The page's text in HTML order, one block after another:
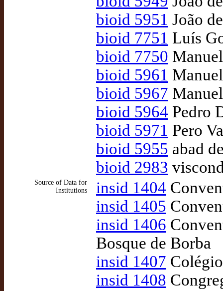
bioid 5951 João
bioid 7751 Luís
bioid 7750
bioid 5961
bioid 5967
bioid 5964 Pedro
bioid 5971 Pero
bioid 5955 abad
bioid 2983
Source of Data for
Institutions
insid 1404
insid 1405
insid 1406
Bosque de Borba
insid 1407
insid 1408